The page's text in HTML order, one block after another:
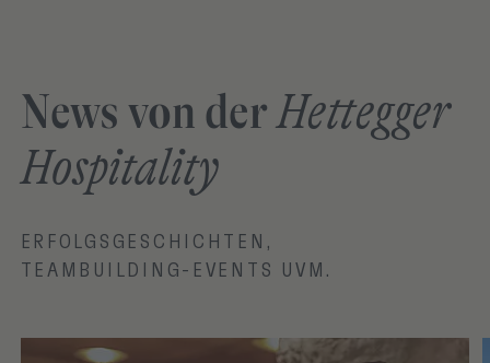
News von derHettegger
Hospitality
ERFOLGSGESCHICHTEN,
TEAMBUILDING-EVENTS UVM.